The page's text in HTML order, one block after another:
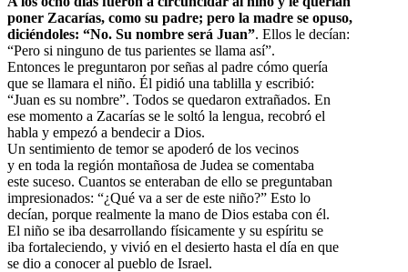
poner Zacarías, como su padre; pero la madre se opuso,
diciéndoles: “No. Su nombre será Juan”. Ellos le decían:
“Pero si ninguno de tus parientes se llama así”.
Entonces le preguntaron por señas al padre cómo quería
que se llamara el niño. Él pidió una tablilla y escribió:
“Juan es su nombre”. Todos se quedaron extrañados. En
ese momento a Zacarías se le soltó la lengua, recobró el
habla y empezó a bendecir a Dios.
Un sentimiento de temor se apoderó de los vecinos
y en toda la región montañosa de Judea se comentaba
este suceso. Cuantos se enteraban de ello se preguntaban
impresionados: “¿Qué va a ser de este niño?” Esto lo
decían, porque realmente la mano de Dios estaba con él.
El niño se iba desarrollando físicamente y su espíritu se
iba fortaleciendo, y vivió en el desierto hasta el día en que
se dio a conocer al pueblo de Israel.